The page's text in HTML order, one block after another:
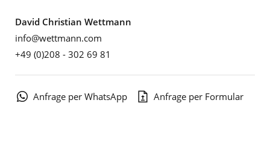
David Christian Wettmann
info@wettmann.com
+49 (0)208 - 302 69 81
Anfrage per WhatsApp Anfrage per Formular